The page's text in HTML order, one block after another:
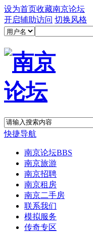
设为首页收藏南京论坛
开启辅助访问 切换风格
快捷导航
南京论坛BBS
南京旅游
南京招聘
南京租房
南京二手房
联系我们
模拟服务
传奇专区